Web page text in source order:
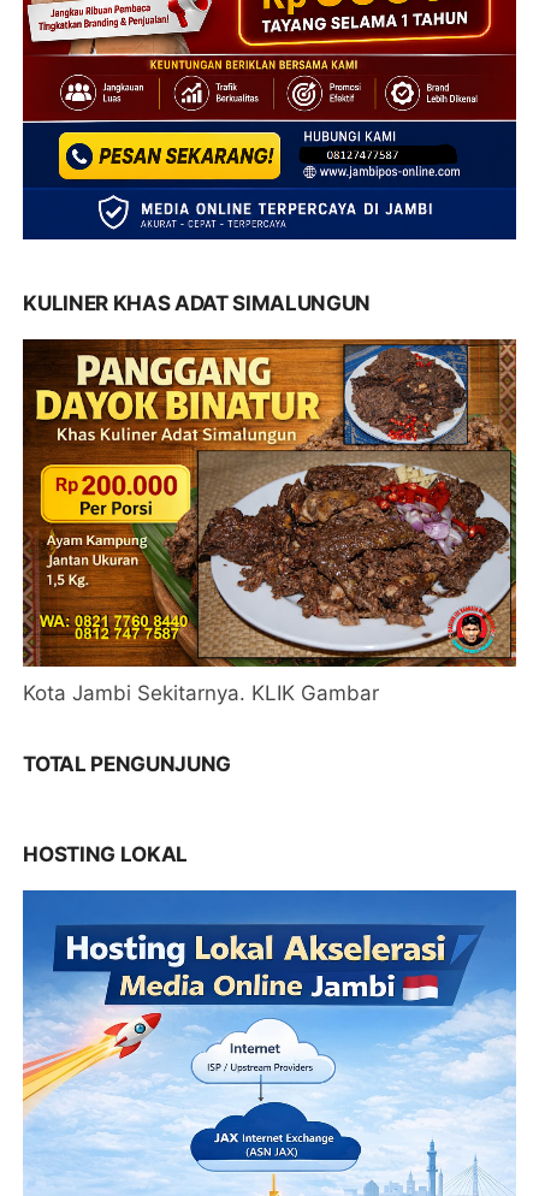
KULINER KHAS ADAT SIMALUNGUN
Kota Jambi Sekitarnya. KLIK Gambar
TOTAL PENGUNJUNG
HOSTING LOKAL